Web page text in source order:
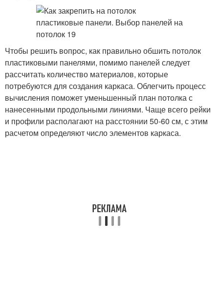
Чтобы решить вопрос, как правильно обшить потолок
пластиковыми панелями, помимо панелей следует
рассчитать количество материалов, которые
потребуются для создания каркаса. Облегчить процесс
вычисления поможет уменьшенный план потолка с
нанесенными продольными линиями. Чаще всего рейки
и профили располагают на расстоянии 50-60 см, с этим
расчетом определяют число элементов каркаса.